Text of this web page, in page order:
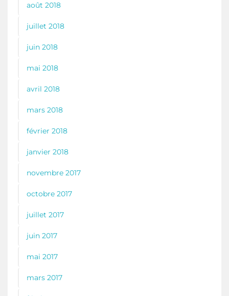
août 2018
juillet 2018
juin 2018
mai 2018
avril 2018
mars 2018
février 2018
janvier 2018
novembre 2017
octobre 2017
juillet 2017
juin 2017
mai 2017
mars 2017